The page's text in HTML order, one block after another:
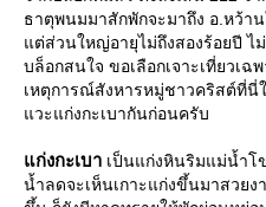
ธาตุพนมมาสักพักจะมาถึง อ.หว้า
ต่ส่วนใหญ่อายุไม่ถึงสองร้อยปี ไ
บล็อกสนใจ ขอเลือกเจาะเที่ยวเฉ
เหตุการณ์สังหารหมู่ชาวคริสต์ที่
วะแก่งกะเบากันก่อนครับ
ก่งกะเบา เป็นแก่งหินริมแม่น้ำโ
น้ำลดจะเห็นเกาะแก่งขึ้นมาสวย